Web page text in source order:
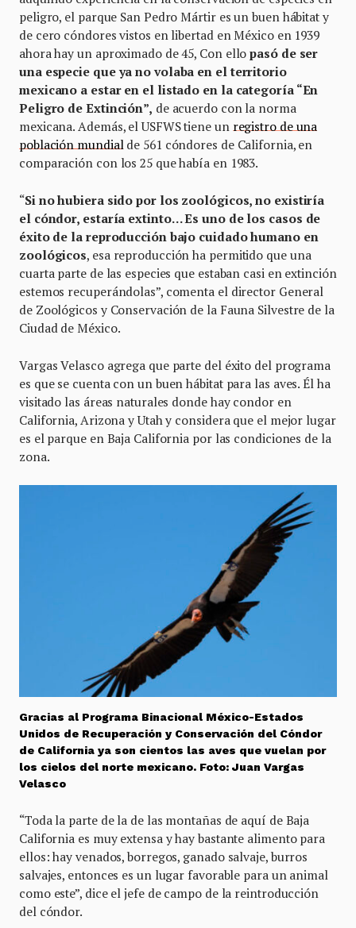
peligro, el parque San Pedro Mártir es un buen hábitat y
de cero cóndores vistos en libertad en México en 1939
ahora hay un aproximado de 45, Con ellopasó de ser
una especie que ya no volaba en el territorio
mexicano a estar en el listado en la categoría “En
Peligro de Extinción”, de acuerdo con la norma
mexicana. Además, el USFWS tiene un registro de una
población mundialde 561 cóndores de California, en
comparación con los 25 que había en 1983.
“Si no hubiera sido por los zoológicos, no existiría
el cóndor, estaría extinto… Es uno de los casos de
éxito de la reproducción bajo cuidado humano en
zoológicos, esa reproducción ha permitido que una
cuarta parte de las especies que estaban casi en extinción
estemos recuperándolas”, comenta el director General
de Zoológicos y Conservación de la Fauna Silvestre de la
Ciudad de México.
Vargas Velasco agrega que parte del éxito del programa
es que se cuenta con un buen hábitat para las aves. Él ha
visitado las áreas naturales donde hay condor en
California, Arizona y Utah y considera que el mejor lugar
es el parque en Baja California por las condiciones de la
zona.
Gracias al Programa Binacional México-Estados
Unidos de Recuperación y Conservación del Cóndor
de California ya son cientos las aves que vuelan por
los cielos del norte mexicano. Foto: Juan Vargas
Velasco
“Toda la parte de la de las montañas de aquí de Baja
California es muy extensa y hay bastante alimento para
ellos: hay venados, borregos, ganado salvaje, burros
salvajes, entonces es un lugar favorable para un animal
como este”, dice el jefe de campo de la reintroducción
del cóndor.